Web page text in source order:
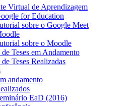
Virtual de Aprendizagem
for Education
sobre o Google Meet
sobre o Moodle
de Teses em Andamento
Teses Realizadas
andamento
EaD (2016)